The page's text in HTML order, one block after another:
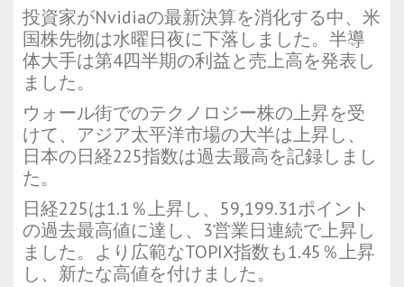
投資家がNvidiaの最新決算を消化する中、米
国株先物は水曜日夜に下落しました。半導
体大手は第4四半期の利益と売上高を発表し
ました。
ウォール街でのテクノロジー株の上昇を受
けて、アジア太平洋市場の大半は上昇し、
日本の日経225指数は過去最高を記録しまし
た。
日経225は1.1％上昇し、59,199.31ポイント
の過去最高値に達し、3営業日連続で上昇し
ました。より広範なTOPIX指数も1.45％上昇
し、新たな高値を付けました。